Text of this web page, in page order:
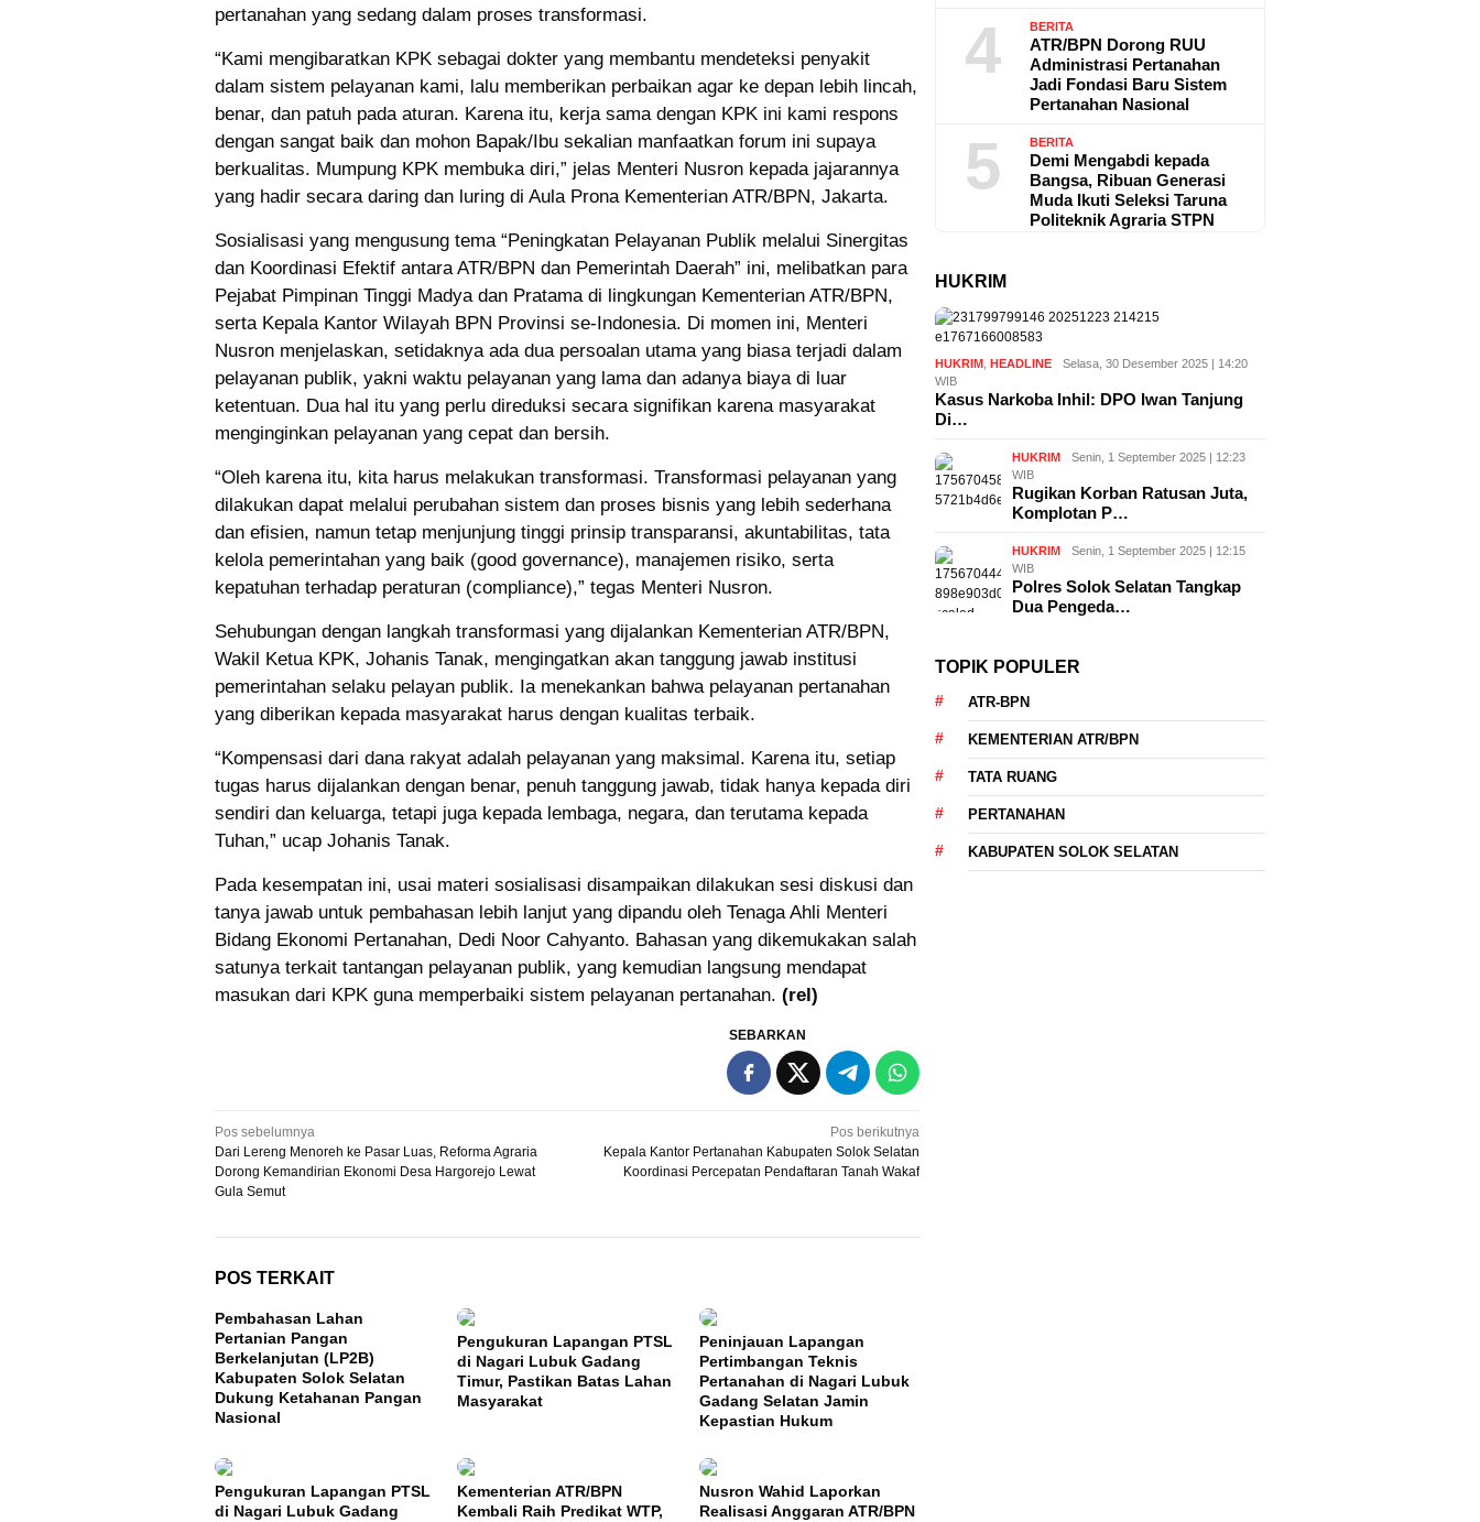
pertanahan yang sedang dalam proses transformasi.
“Kami mengibaratkan KPK sebagai dokter yang membantu mendeteksi penyakit
dalam sistem pelayanan kami, lalu memberikan perbaikan agar ke depan lebih lincah,
benar, dan patuh pada aturan. Karena itu, kerja sama dengan KPK ini kami respons
dengan sangat baik dan mohon Bapak/Ibu sekalian manfaatkan forum ini supaya
berkualitas. Mumpung KPK membuka diri,” jelas Menteri Nusron kepada jajarannya
yang hadir secara daring dan luring di Aula Prona Kementerian ATR/BPN, Jakarta.
Sosialisasi yang mengusung tema “Peningkatan Pelayanan Publik melalui Sinergitas
dan Koordinasi Efektif antara ATR/BPN dan Pemerintah Daerah” ini, melibatkan para
Pejabat Pimpinan Tinggi Madya dan Pratama di lingkungan Kementerian ATR/BPN,
serta Kepala Kantor Wilayah BPN Provinsi se-Indonesia. Di momen ini, Menteri
Nusron menjelaskan, setidaknya ada dua persoalan utama yang biasa terjadi dalam
pelayanan publik, yakni waktu pelayanan yang lama dan adanya biaya di luar
ketentuan. Dua hal itu yang perlu direduksi secara signifikan karena masyarakat
menginginkan pelayanan yang cepat dan bersih.
“Oleh karena itu, kita harus melakukan transformasi. Transformasi pelayanan yang
dilakukan dapat melalui perubahan sistem dan proses bisnis yang lebih sederhana
dan efisien, namun tetap menjunjung tinggi prinsip transparansi, akuntabilitas, tata
kelola pemerintahan yang baik (good governance), manajemen risiko, serta
kepatuhan terhadap peraturan (compliance),” tegas Menteri Nusron.
Sehubungan dengan langkah transformasi yang dijalankan Kementerian ATR/BPN,
Wakil Ketua KPK, Johanis Tanak, mengingatkan akan tanggung jawab institusi
pemerintahan selaku pelayan publik. Ia menekankan bahwa pelayanan pertanahan
yang diberikan kepada masyarakat harus dengan kualitas terbaik.
“Kompensasi dari dana rakyat adalah pelayanan yang maksimal. Karena itu, setiap
tugas harus dijalankan dengan benar, penuh tanggung jawab, tidak hanya kepada diri
sendiri dan keluarga, tetapi juga kepada lembaga, negara, dan terutama kepada
Tuhan,” ucap Johanis Tanak.
Pada kesempatan ini, usai materi sosialisasi disampaikan dilakukan sesi diskusi dan
tanya jawab untuk pembahasan lebih lanjut yang dipandu oleh Tenaga Ahli Menteri
Bidang Ekonomi Pertanahan, Dedi Noor Cahyanto. Bahasan yang dikemukakan salah
satunya terkait tantangan pelayanan publik, yang kemudian langsung mendapat
masukan dari KPK guna memperbaiki sistem pelayanan pertanahan. (rel)
SEBARKAN
Navigasi
pos
Pos sebelumnya
Dari Lereng Menoreh ke Pasar Luas, Reforma Agraria
Dorong Kemandirian Ekonomi Desa Hargorejo Lewat
Gula Semut
Pos berikutnya
Kepala Kantor Pertanahan Kabupaten Solok Selatan
Koordinasi Percepatan Pendaftaran Tanah Wakaf
POS TERKAIT
Pembahasan Lahan
Pertanian Pangan
Berkelanjutan (LP2B)
Kabupaten Solok Selatan
Dukung Ketahanan Pangan
Nasional
Pengukuran Lapangan PTSL
di Nagari Lubuk Gadang
Timur, Pastikan Batas Lahan
Masyarakat
Peninjauan Lapangan
Pertimbangan Teknis
Pertanahan di Nagari Lubuk
Gadang Selatan Jamin
Kepastian Hukum
Pengukuran Lapangan PTSL
di Nagari Lubuk Gadang
Kementerian ATR/BPN
Kembali Raih Predikat WTP,
Nusron Wahid Laporkan
Realisasi Anggaran ATR/BPN
4 BERITA
ATR/BPN Dorong RUU
Administrasi Pertanahan
Jadi Fondasi Baru Sistem
Pertanahan Nasional
5 BERITA
Demi Mengabdi kepada
Bangsa, Ribuan Generasi
Muda Ikuti Seleksi Taruna
Politeknik Agraria STPN
HUKRIM
HUKRIM HEADLINE
Selasa, 30 Desember 2025 | 14:20
WIB
Kasus Narkoba Inhil: DPO Iwan Tanjung
Di…
HUKRIM
Senin, 1 September 2025 | 12:23
WIB
Rugikan Korban Ratusan Juta,
Komplotan P…
HUKRIM
Senin, 1 September 2025 | 12:15
WIB
Polres Solok Selatan Tangkap
Dua Pengeda…
TOPIK POPULER
ATR-BPN
KEMENTERIAN ATR/BPN
TATA RUANG
PERTANAHAN
KABUPATEN SOLOK SELATAN